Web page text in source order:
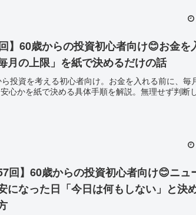
回】60歳からの投資初心者向け😊お金を
月の上限」を紙で決めるだけの話
投資を考える初心者向け。お金を入れる前に、毎
心かを紙で決める具体手順を解説。無理せず判断
57回】60歳からの投資初心者向け😊ニュ
になった日「今日は何もしない」と決